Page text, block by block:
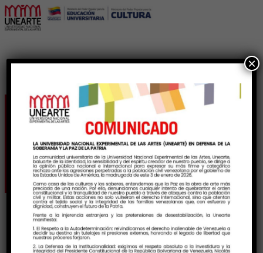
Gala académica con
Cátedra Ensamble
×